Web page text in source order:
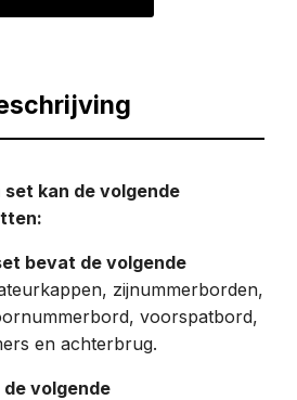
set kan de volgende
bevat de volgende
zijnummerborden,
voorspatbord,
en achterbrug.
volgende